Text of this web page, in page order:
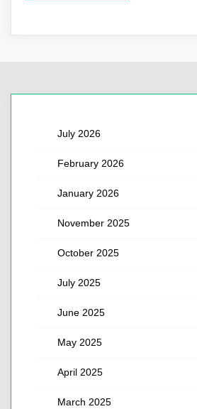
July 2026
February 2026
January 2026
November 2025
October 2025
July 2025
June 2025
May 2025
April 2025
March 2025